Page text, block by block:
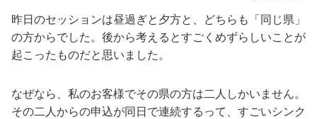
昨日のセッションは昼過ぎと夕方と、どちらも「同じ県」
の方からでした。後から考えるとすごくめずらしいことが
起こったものだと思いました。
なぜなら、私のお客様でその県の方は二人しかいません。
その二人からの申込が同日で連続するって、すごいシンク